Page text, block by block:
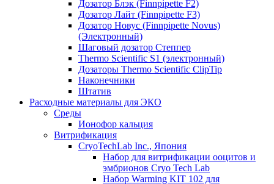
Дозатор Блэк (Finnpipette F2)
Дозатор Лайт (Finnpipette F3)
Дозатор Новус (Finnpipette Novus)
(Электронный)
Шаговый дозатор Степпер
Thermo Scientific S1 (электронный)
Дозаторы Thermo Scientific ClipTip
Наконечники
Штатив
Расходные материалы для ЭКО
Среды
Ионофор кальция
Витрификация
CryoTechLab Inc., Япония
Набор для витрификации ооцитов и
эмбрионов Cryo Tech Lab
Набор Warming KIT 102 для